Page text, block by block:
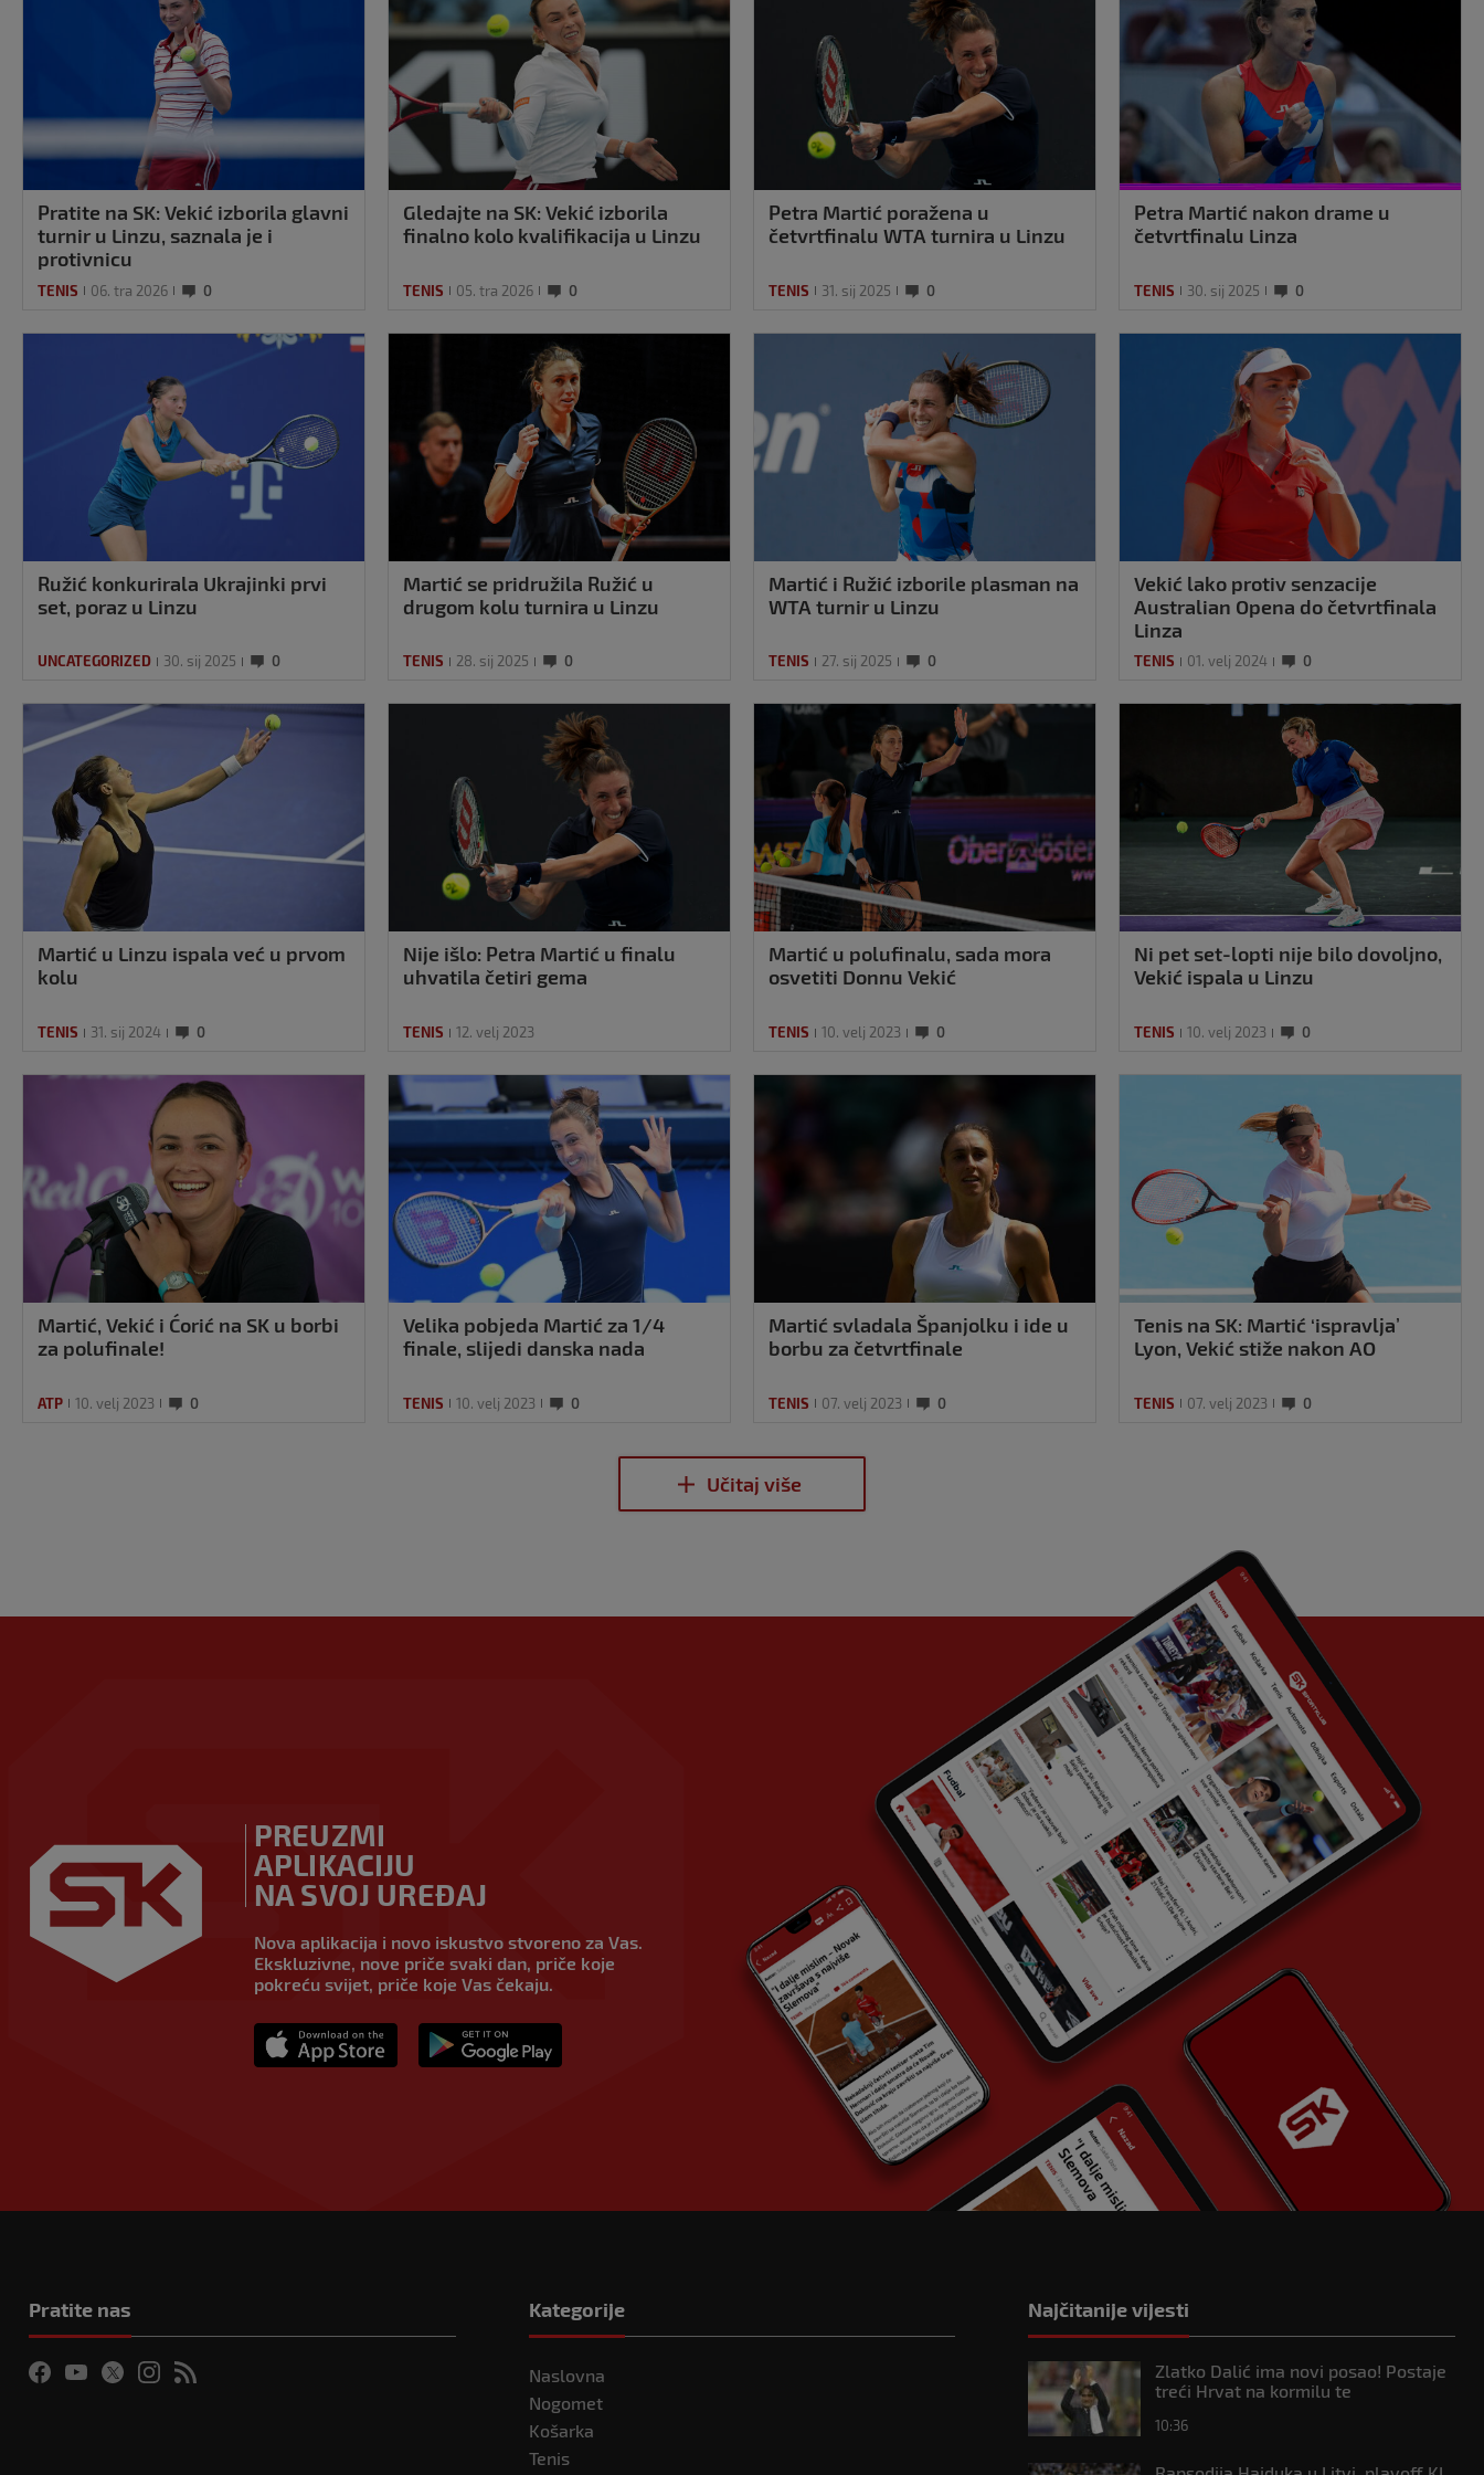
Pratite na SK: Vekić izborila glavni
turnir u Linzu, saznala je i
protivnicu
TENIS 06. tra 2026 0
Gledajte na SK: Vekić izborila
finalno kolo kvalifikacija u Linzu
TENIS 05. tra 2026 0
Petra Martić poražena u
četvrtfinalu WTA turnira u Linzu
TENIS 31. sij 2025 0
Petra Martić nakon drame u
četvrtfinalu Linza
TENIS 30. sij 2025 0
Ružić konkurirala Ukrajinki prvi
set, poraz u Linzu
UNCATEGORIZED 30. sij 2025 0
Martić se pridružila Ružić u
drugom kolu turnira u Linzu
TENIS 28. sij 2025 0
Martić i Ružić izborile plasman na
WTA turnir u Linzu
TENIS 27. sij 2025 0
Vekić lako protiv senzacije
Australian Opena do četvrtfinala
Linza
TENIS 01. velj 2024 0
Martić u Linzu ispala već u prvom
kolu
TENIS 31. sij 2024 0
Nije išlo: Petra Martić u finalu
uhvatila četiri gema
TENIS 12. velj 2023
Martić u polufinalu, sada mora
osvetiti Donnu Vekić
TENIS 10. velj 2023 0
Ni pet set-lopti nije bilo dovoljno,
Vekić ispala u Linzu
TENIS 10. velj 2023 0
Martić, Vekić i Ćorić na SK u borbi
za polufinale!
ATP 10. velj 2023 0
Velika pobjeda Martić za 1/4
finale, slijedi danska nada
TENIS 10. velj 2023 0
Martić svladala Španjolku i ide u
borbu za četvrtfinale
TENIS 07. velj 2023 0
Tenis na SK: Martić ‘ispravlja’
Lyon, Vekić stiže nakon AO
TENIS 07. velj 2023 0
PREUZMI
APLIKACIJU
NA SVOJ UREĐAJ
Nova aplikacija i novo iskustvo stvoreno za Vas.
Ekskluzivne, nove priče svaki dan, priče koje
pokreću svijet, priče koje Vas čekaju.
Pratite nas Kategorije
Naslovna
Nogomet
Košarka
Tenis
Najčitanije vijesti
Zlatko Dalić ima novi posao! Postaje
treći Hrvat na kormilu te
10:36